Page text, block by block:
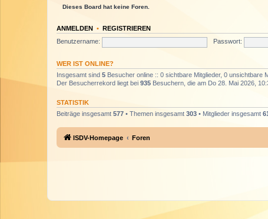
Dieses Board hat keine Foren.
ANMELDEN • REGISTRIEREN
Benutzername:
Passwort:
WER IST ONLINE?
Insgesamt sind 5 Besucher online :: 0 sichtbare Mitglieder, 0
Der Besucherrekord liegt bei 935 Besuchern, die am Do 28. Mai 2026,
STATISTIK
Beiträge insgesamt 577 • Themen insgesamt 303 • Mitglieder insgesamt
ISDV-Homepage Foren